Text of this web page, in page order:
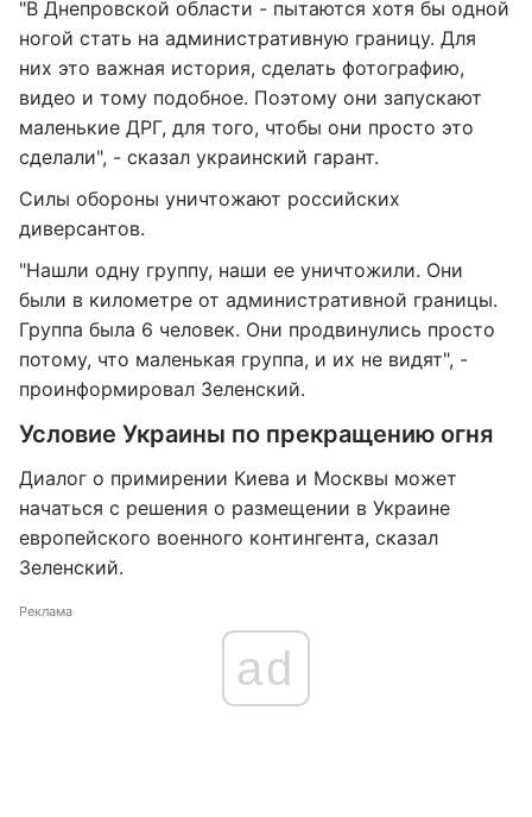
"В Днепровской области - пытаются хотя бы одной
ногой стать на административную границу. Для
них это важная история, сделать фотографию,
видео и тому подобное. Поэтому они запускают
маленькие ДРГ, для того, чтобы они просто это
сделали", - сказал украинский гарант.
Силы обороны уничтожают российских
диверсантов.
"Нашли одну группу, наши ее уничтожили. Они
были в километре от административной границы.
Группа была 6 человек. Они продвинулись просто
потому, что маленькая группа, и их не видят", -
проинформировал Зеленский.
Условие Украины по прекращению огня
Диалог о примирении Киева и Москвы может
начаться с решения о размещении в Украине
европейского военного контингента, сказал
Зеленский.
Реклама
ad